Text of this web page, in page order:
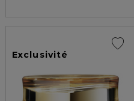
Exclusivité